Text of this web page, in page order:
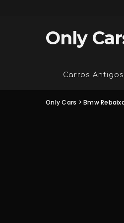
Only
Carros Antigos
Only Cars >Bmw